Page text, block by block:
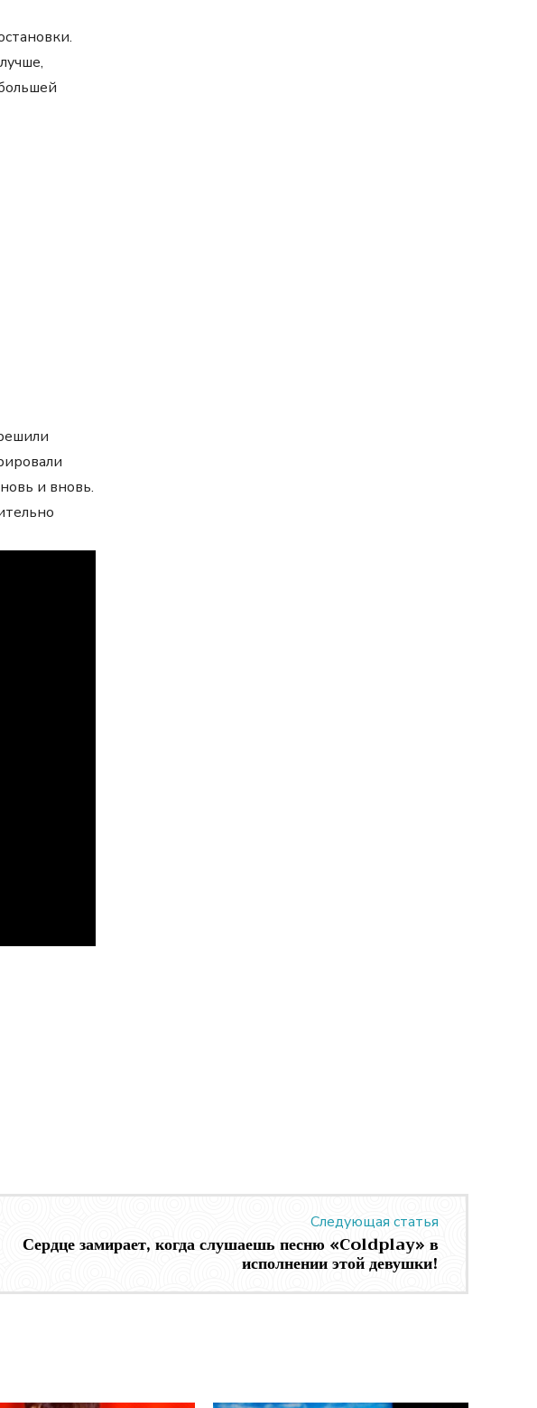
и вновь.
Следующая статья
Сердце замирает, когда слушаешь песню «Coldplay» в
исполнении этой девушки!